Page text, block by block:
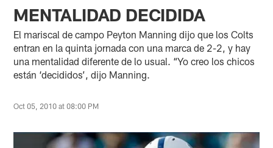
MENTALIDAD DECIDIDA
El mariscal de campo Peyton Manning dijo que los Colts
entran en la quinta jornada con una marca de 2-2, y hay
una mentalidad diferente de lo usual. “Yo creo los chicos
están ‘decididos’, dijo Manning.
Oct 05, 2010 at 08:00 PM